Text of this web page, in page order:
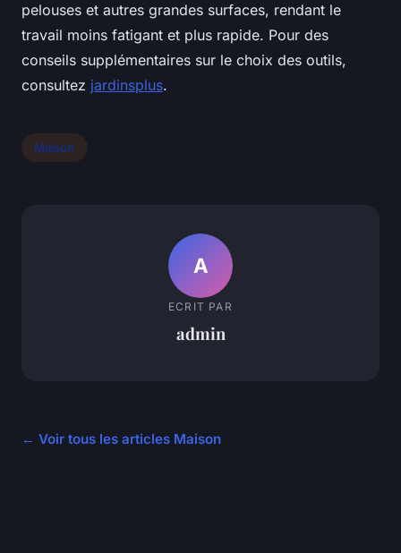
pelouses et autres grandes surfaces, rendant le
travail moins fatigant et plus rapide. Pour des
conseils supplémentaires sur le choix des outils,
consultez jardinsplus.
Maison
A
ECRIT PAR
admin
← Voir tous les articles Maison